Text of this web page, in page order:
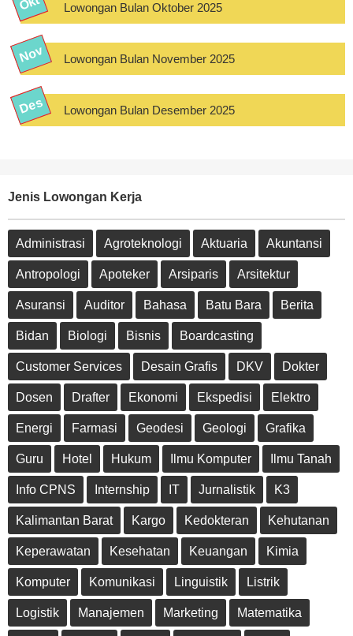
Lowongan Bulan Oktober 2025
Lowongan Bulan November 2025
Lowongan Bulan Desember 2025
Jenis Lowongan Kerja
Administrasi Agroteknologi Aktuaria Akuntansi
Antropologi Apoteker Arsiparis Arsitektur
Asuransi Auditor Bahasa Batu Bara Berita
Bidan Biologi Bisnis Boardcasting
Customer Services Desain Grafis DKV Dokter
Dosen Drafter Ekonomi Ekspedisi Elektro
Energi Farmasi Geodesi Geologi Grafika
Guru Hotel Hukum Ilmu Komputer Ilmu Tanah
Info CPNS Internship IT Jurnalistik K3
Kalimantan Barat Kargo Kedokteran Kehutanan
Keperawatan Kesehatan Keuangan Kimia
Komputer Komunikasi Linguistik Listrik
Logistik Manajemen Marketing Matematika